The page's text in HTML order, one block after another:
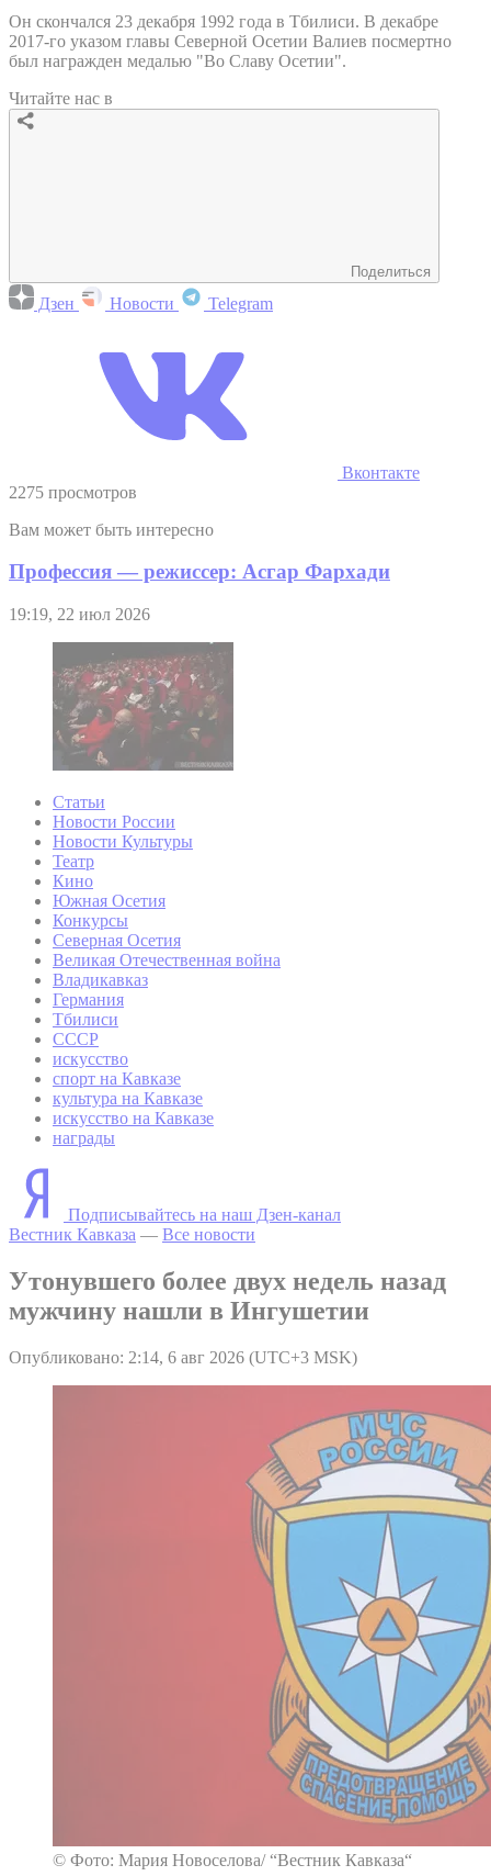
Он скончался 23 декабря 1992 года в Тбилиси. В декабре
2017-го указом главы Северной Осетии Валиев посмертно
был награжден медалью "Во Славу Осетии".
Читайте нас в
Поделиться
Дзен Новости Telegram
Вконтакте
2275 просмотров
Вам может быть интересно
Профессия — режиссер: Асгар Фархади
19:19, 22 июл 2026
Статьи
Новости России
Новости Культуры
Театр
Кино
Южная Осетия
Конкурсы
Северная Осетия
Великая Отечественная война
Владикавказ
Германия
Тбилиси
СССР
искусство
спорт на Кавказе
культура на Кавказе
искусство на Кавказе
награды
Подписывайтесь на наш Дзен-канал
Вестник Кавказа — Все новости
Утонувшего более двух недель назад
мужчину нашли в Ингушетии
Опубликовано: 2:14, 6 авг 2026 (UTC+3 MSK)
© Фото: Мария Новоселова/ “Вестник Кавказа“